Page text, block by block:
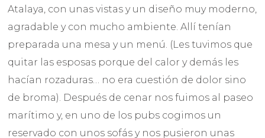
Atalaya, con unas vistas y un diseño muy moderno,
agradable y con mucho ambiente. Allí tenían
preparada una mesa y un menú. (Les tuvimos que
quitar las esposas porque del calor y demás les
hacían rozaduras… no era cuestión de dolor sino
de broma). Después de cenar nos fuimos al paseo
marítimo y, en uno de los pubs cogimos un
reservado con unos sofás y nos pusieron unas